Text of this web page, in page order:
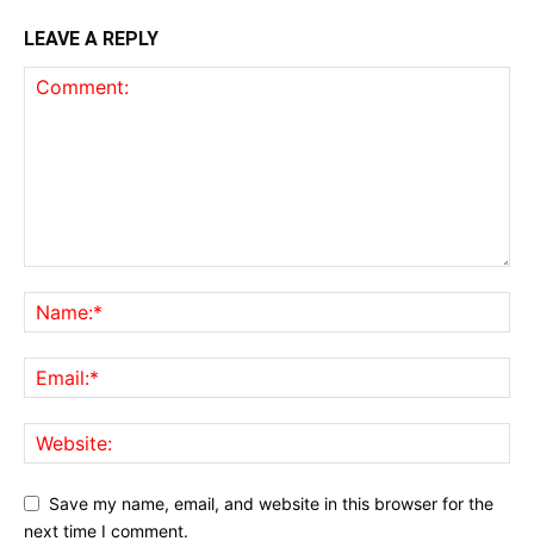
LEAVE A REPLY
Save my name, email, and website in this browser for the
next time I comment.